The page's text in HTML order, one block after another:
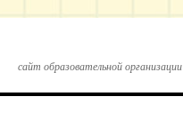
сайт образовательной организации